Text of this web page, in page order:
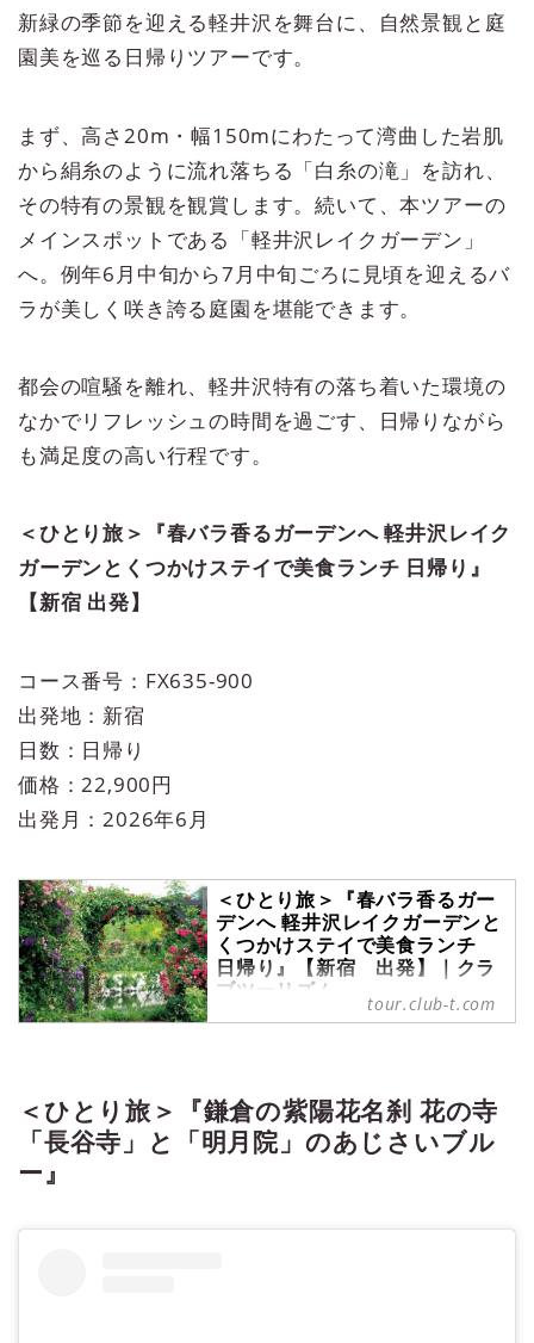
新緑の季節を迎える軽井沢を舞台に、自然景観と庭
園美を巡る日帰りツアーです。
まず、高さ20m・幅150mにわたって湾曲した岩肌
から絹糸のように流れ落ちる「白糸の滝」を訪れ、
その特有の景観を観賞します。続いて、本ツアーの
メインスポットである「軽井沢レイクガーデン」
へ。例年6月中旬から7月中旬ごろに見頃を迎えるバ
ラが美しく咲き誇る庭園を堪能できます。
都会の喧騒を離れ、軽井沢特有の落ち着いた環境の
なかでリフレッシュの時間を過ごす、日帰りながら
も満足度の高い行程です。
＜ひとり旅＞『春バラ香るガーデンへ 軽井沢レイク
ガーデンとくつかけステイで美食ランチ 日帰り』
【新宿 出発】
コース番号：FX635-900
出発地：新宿
日数：日帰り
価格：22,900円
出発月：2026年6月
＜ひとり旅＞『春バラ香るガー
デンへ 軽井沢レイクガーデンと
くつかけステイで美食ランチ
日帰り』【新宿 出発】｜クラ
ブツーリズム
＜ひとり旅＞『春バラ香るガーデン
宿 出発】の紹介をしています。ツ
アー・旅行のお申込ならクラブツー
リズム。
tour.club-t.com
＜ひとり旅＞『鎌倉の紫陽花名刹 花の寺
「長谷寺」と「明月院」のあじさいブル
ー』